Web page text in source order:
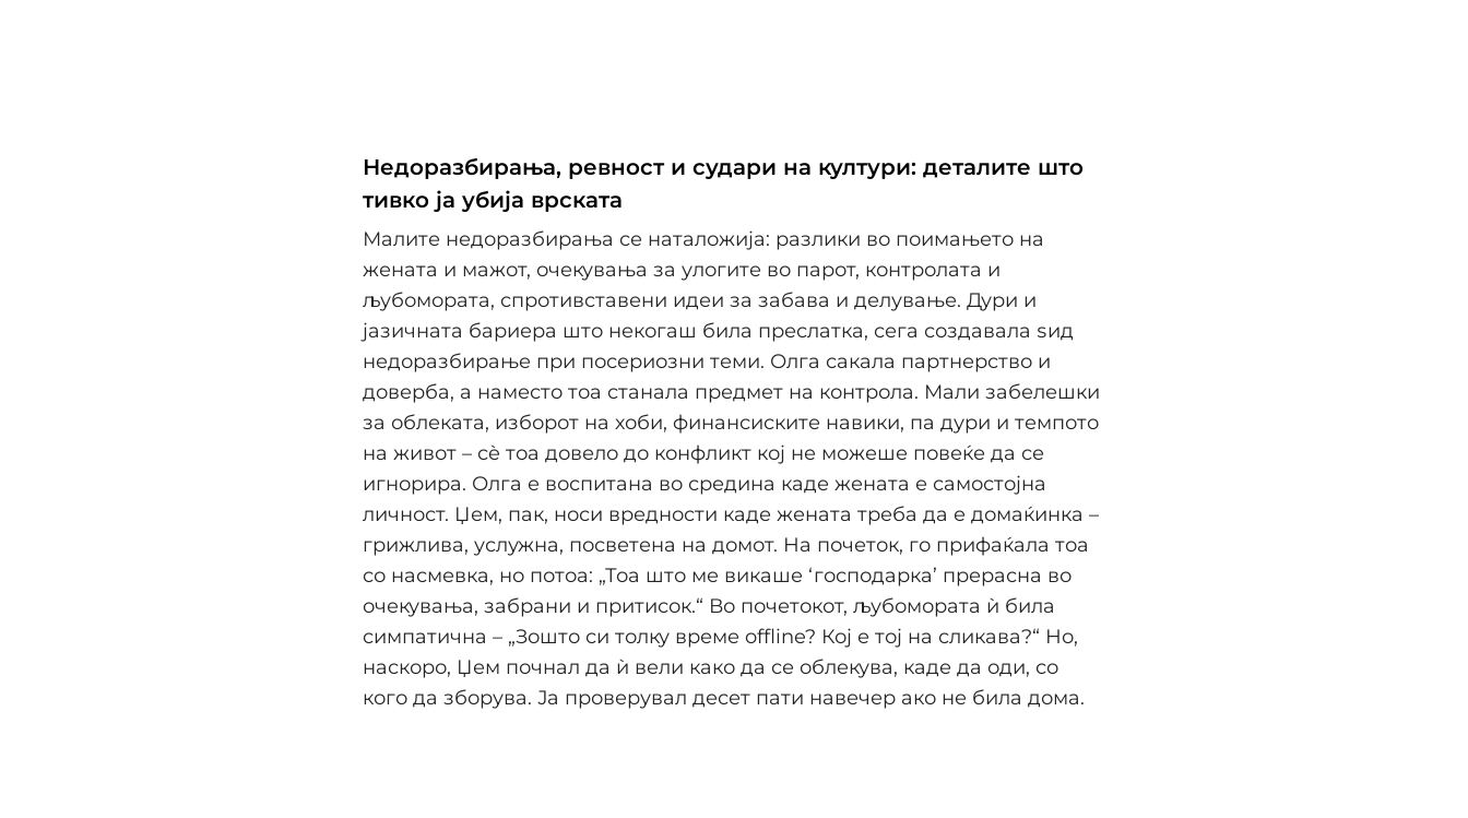
Недоразбирања, ревност и судари на култури: деталите што
тивко ја убија врската
Малите недоразбирања се наталожија: разлики во поимањето на
жената и мажот, очекувања за улогите во парот, контролата и
љубомората, спротивставени идеи за забава и делување. Дури и
јазичната бариера што некогаш била преслатка, сега создавала ѕид
недоразбирање при посериозни теми. Олга сакала партнерство и
доверба, а наместо тоа станала предмет на контрола. Мали забелешки
за облеката, изборот на хоби, финансиските навики, па дури и темпото
на живот – сè тоа довело до конфликт кој не можеше повеќе да се
игнорира. Олга е воспитана во средина каде жената е самостојна
личност. Џем, пак, носи вредности каде жената треба да е домаќинка –
грижлива, услужна, посветена на домот. На почеток, го прифаќала тоа
со насмевка, но потоа: „Тоа што ме викаше ‘господарка’ прерасна во
очекувања, забрани и притисок.“ Во почетокот, љубомората ѝ била
симпатична – „Зошто си толку време offline? Кој е тој на сликава?“ Но,
наскоро, Џем почнал да ѝ вели како да се облекува, каде да оди, со
кого да зборува. Ја проверувал десет пати навечер ако не била дома.